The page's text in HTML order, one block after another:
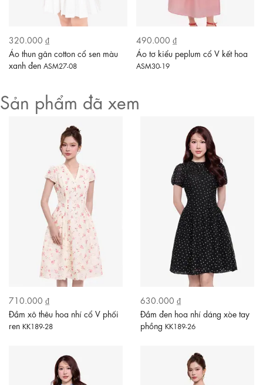
320.000 ₫
Áo thun gân cotton cổ sen màu
xanh đen ASM27-08
490.000 ₫
Áo tơ kiểu peplum cổ V kết hoa
ASM30-19
Sản phẩm đã xem
710.000 ₫
Đầm xô thêu hoa nhí cổ V phối
ren KK189-28
630.000 ₫
Đầm đen hoa nhí dáng xòe tay
phồng KK189-26